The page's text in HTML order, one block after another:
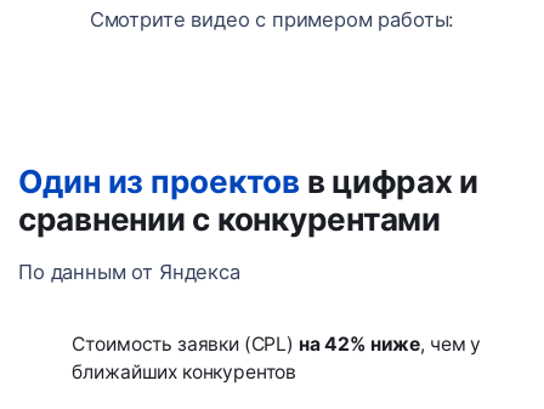
Смотрите видео с примером работы:
Один из проектов в цифрах и
сравнении с конкурентами
По данным от Яндекса
Стоимость заявки (CPL) на 42% ниже, чем у
ближайших конкурентов